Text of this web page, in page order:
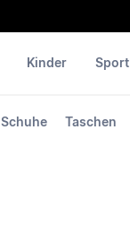
Schuhe Taschen
Kinder Sport